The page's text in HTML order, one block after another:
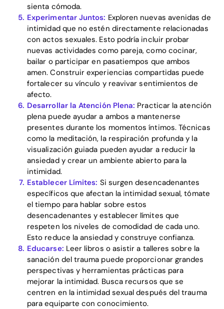
sienta cómoda.
Experimentar Juntos: Exploren nuevas avenidas de
intimidad que no estén directamente relacionadas
con actos sexuales. Esto podría incluir probar
nuevas actividades como pareja, como cocinar,
bailar o participar en pasatiempos que ambos
amen. Construir experiencias compartidas puede
fortalecer su vínculo y reavivar sentimientos de
afecto.
Desarrollar la Atención Plena: Practicar la atención
plena puede ayudar a ambos a mantenerse
presentes durante los momentos íntimos. Técnicas
como la meditación, la respiración profunda y la
visualización guiada pueden ayudar a reducir la
ansiedad y crear un ambiente abierto para la
intimidad.
Establecer Límites: Si surgen desencadenantes
específicos que afectan la intimidad sexual, tómate
el tiempo para hablar sobre estos
desencadenantes y establecer límites que
respeten los niveles de comodidad de cada uno.
Esto reduce la ansiedad y construye confianza.
Educarse: Leer libros o asistir a talleres sobre la
sanación del trauma puede proporcionar grandes
perspectivas y herramientas prácticas para
mejorar la intimidad. Busca recursos que se
centren en la intimidad sexual después del trauma
para equiparte con conocimiento.